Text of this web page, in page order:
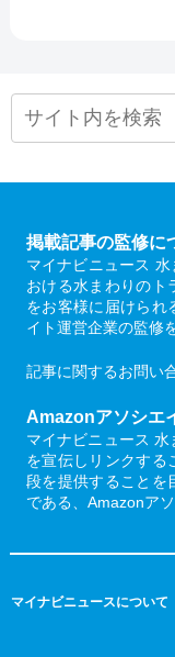
掲載記事の監修に
マイナビニュース
おける水まわりのト
をお客様に届けられ
イト運営企業の監修
記事に関するお問い
Amazonアソシエ
マイナビニュース
を宣伝しリンクする
段を提供することを
である、Amazonア
マイナビニュースについて